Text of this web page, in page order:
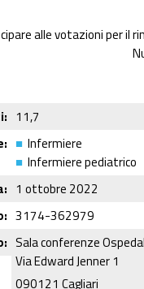
alle votazioni per il
11,7
Infermiere
Infermiere pediatrico
1 ottobre 2022
3174-362979
Sala conferenze
Via Edward Jenner 1
090121 Cagliari